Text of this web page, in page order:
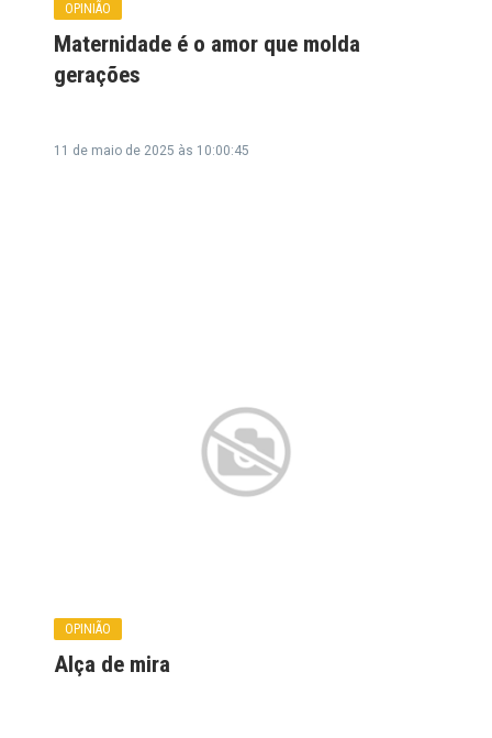
OPINIÃO
Maternidade é o amor que molda
gerações
11 de maio de 2025 às 10:00:45
OPINIÃO
Alça de mira